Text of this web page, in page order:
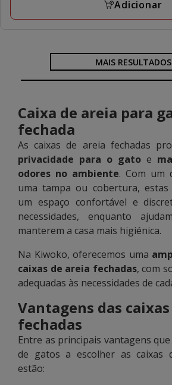
Adicionar
MAIS RESULTADOS
Caixa de areia para
fechada
As caixas de areia fechadas
privacidade para o gato e
odores no ambiente. Com um
uma tampa ou cobertura, estas
um espaço confortável e
necessidades, enquanto
manterem a casa mais higiénica.
Na Kiwoko, oferecemos uma
caixas de areia fechadas, com
adequadas às necessidades de
Vantagens das
fechadas
Entre as principais vantagens
de gatos a escolher as caixas
estão: